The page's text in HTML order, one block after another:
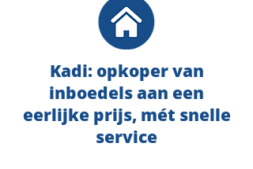
Kadi: opkoper van
inboedels aan een
eerlijke prijs, mét snelle
service